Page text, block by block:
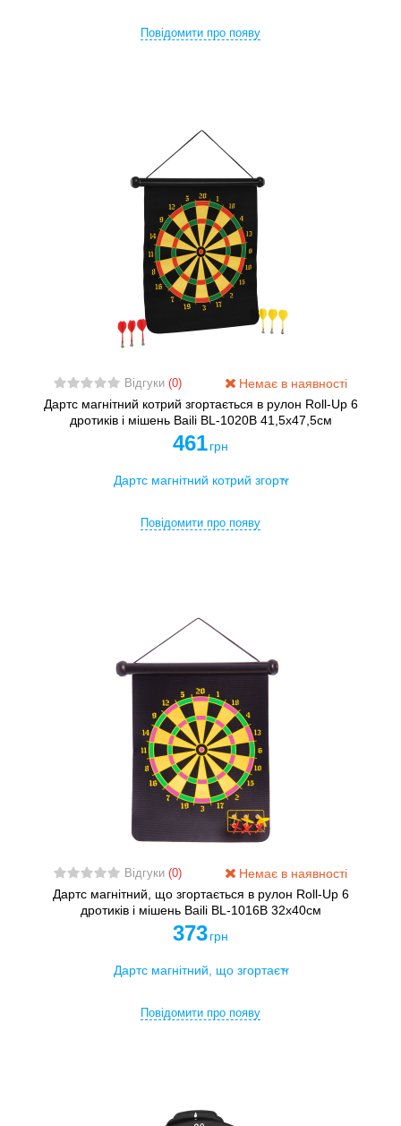
Повідомити про появу
Відгуки(0)
Немає в наявності
Дартс магнітний котрий згортається в рулон Roll-Up 6
дротиків і мішень Baili BL-1020B 41,5x47,5см
461 грн
Повідомити про появу
Відгуки(0)
Немає в наявності
Дартс магнітний, що згортається в рулон Roll-Up 6
дротиків і мішень Baili BL-1016B 32x40см
373 грн
Повідомити про появу